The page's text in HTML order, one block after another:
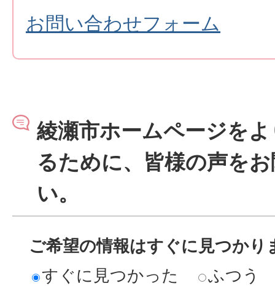
お問い合わせフォーム
綾瀬市ホームページを
るために、皆様の声を
い。
ご希望の情報はすぐに見つかり
すぐに見つかった
ふつう